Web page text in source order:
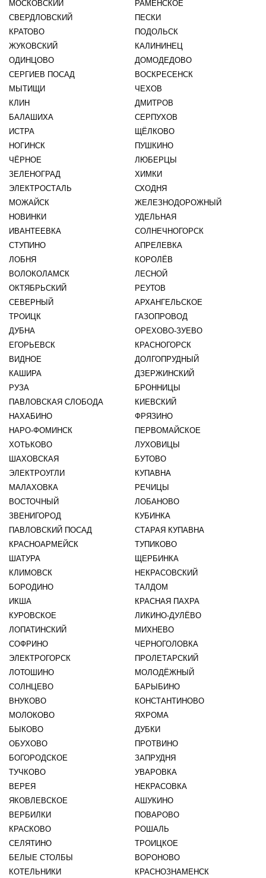
МОСКОВСКИЙ
РАМЕНСКОЕ
СВЕРДЛОВСКИЙ
ПЕСКИ
КРАТОВО
ПОДОЛЬСК
ЖУКОВСКИЙ
КАЛИНИНЕЦ
ОДИНЦОВО
ДОМОДЕДОВО
СЕРГИЕВ ПОСАД
ВОСКРЕСЕНСК
МЫТИЩИ
ЧЕХОВ
КЛИН
ДМИТРОВ
БАЛАШИХА
СЕРПУХОВ
ИСТРА
ЩЁЛКОВО
НОГИНСК
ПУШКИНО
ЧЁРНОЕ
ЛЮБЕРЦЫ
ЗЕЛЕНОГРАД
ХИМКИ
ЭЛЕКТРОСТАЛЬ
СХОДНЯ
МОЖАЙСК
ЖЕЛЕЗНОДОРОЖНЫЙ
НОВИНКИ
УДЕЛЬНАЯ
ИВАНТЕЕВКА
СОЛНЕЧНОГОРСК
СТУПИНО
АПРЕЛЕВКА
ЛОБНЯ
КОРОЛЁВ
ВОЛОКОЛАМСК
ЛЕСНОЙ
ОКТЯБРЬСКИЙ
РЕУТОВ
СЕВЕРНЫЙ
АРХАНГЕЛЬСКОЕ
ТРОИЦК
ГАЗОПРОВОД
ДУБНА
ОРЕХОВО-ЗУЕВО
ЕГОРЬЕВСК
КРАСНОГОРСК
ВИДНОЕ
ДОЛГОПРУДНЫЙ
КАШИРА
ДЗЕРЖИНСКИЙ
РУЗА
БРОННИЦЫ
ПАВЛОВСКАЯ СЛОБОДА
КИЕВСКИЙ
НАХАБИНО
ФРЯЗИНО
НАРО-ФОМИНСК
ПЕРВОМАЙСКОЕ
ХОТЬКОВО
ЛУХОВИЦЫ
ШАХОВСКАЯ
БУТОВО
ЭЛЕКТРОУГЛИ
КУПАВНА
МАЛАХОВКА
РЕЧИЦЫ
ВОСТОЧНЫЙ
ЛОБАНОВО
ЗВЕНИГОРОД
КУБИНКА
ПАВЛОВСКИЙ ПОСАД
СТАРАЯ КУПАВНА
КРАСНОАРМЕЙСК
ТУПИКОВО
ШАТУРА
ЩЕРБИНКА
КЛИМОВСК
НЕКРАСОВСКИЙ
БОРОДИНО
ТАЛДОМ
ИКША
КРАСНАЯ ПАХРА
КУРОВСКОЕ
ЛИКИНО-ДУЛЁВО
ЛОПАТИНСКИЙ
МИХНЕВО
СОФРИНО
ЧЕРНОГОЛОВКА
ЭЛЕКТРОГОРСК
ПРОЛЕТАРСКИЙ
ЛОТОШИНО
МОЛОДЁЖНЫЙ
СОЛНЦЕВО
БАРЫБИНО
ВНУКОВО
КОНСТАНТИНОВО
МОЛОКОВО
ЯХРОМА
БЫКОВО
ДУБКИ
ОБУХОВО
ПРОТВИНО
БОГОРОДСКОЕ
ЗАПРУДНЯ
ТУЧКОВО
УВАРОВКА
ВЕРЕЯ
НЕКРАСОВКА
ЯКОВЛЕВСКОЕ
АШУКИНО
ВЕРБИЛКИ
ПОВАРОВО
КРАСКОВО
РОШАЛЬ
СЕЛЯТИНО
ТРОИЦКОЕ
БЕЛЫЕ СТОЛБЫ
ВОРОНОВО
КОТЕЛЬНИКИ
КРАСНОЗНАМЕНСК